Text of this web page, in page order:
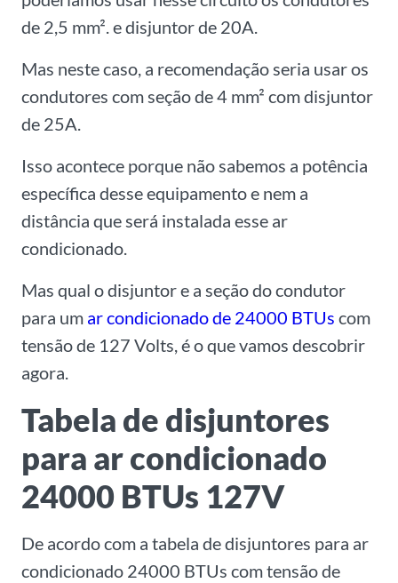
de 2,5 mm². e disjuntor de 20A.
Mas neste caso, a recomendação seria usar os
condutores com seção de 4 mm² com disjuntor
de 25A.
Isso acontece porque não sabemos a potência
específica desse equipamento e nem a
distância que será instalada esse ar
condicionado.
Mas qual o disjuntor e a seção do condutor
para um ar condicionado de 24000 BTUs com
tensão de 127 Volts, é o que vamos descobrir
agora.
Tabela de disjuntores
para ar condicionado
24000 BTUs 127V
De acordo com a tabela de disjuntores para ar
condicionado 24000 BTUs com tensão de